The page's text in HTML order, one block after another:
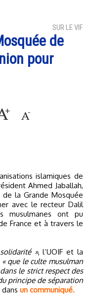
SUR LE VIF
de
pour
Ahmed Jaballah,
la Grande Mosquée
avec le recteur Dalil
musulmanes ont pu
France et à travers le
», l’UOIF et la
« que le culte musulman
le strict respect des
principe de séparation
un communiqué.